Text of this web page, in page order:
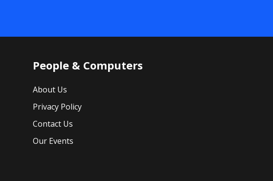
People & Computers
About Us
Privacy Policy
Contact Us
Our Events